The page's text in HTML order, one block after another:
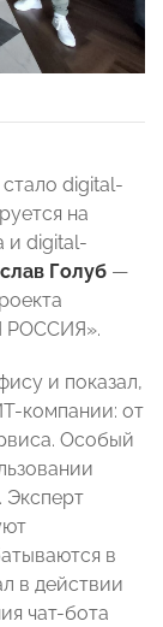
digital-
на
и digital-
Голуб —
РОССИЯ».
и показал,
компании: от
Особый
Эксперт
в
в действии
чат-бота